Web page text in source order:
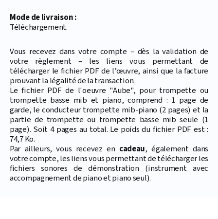
Mode de livraison :
Téléchargement.
Vous recevez dans votre compte – dès la validation de
votre règlement – les liens vous permettant de
télécharger le fichier PDF de l’œuvre, ainsi que la facture
prouvant la légalité de la transaction.
Le fichier PDF de l'oeuvre "Aube", pour trompette ou
trompette basse mib et piano, comprend : 1 page de
garde, le conducteur trompette mib-piano (2 pages) et la
partie de trompette ou trompette basse mib seule (1
page). Soit 4 pages au total. Le poids du fichier PDF est :
74,7 Ko.
Par ailleurs, vous recevez en cadeau, également dans
votre compte, les liens vous permettant de télécharger les
fichiers sonores de démonstration (instrument avec
accompagnement de piano et piano seul).